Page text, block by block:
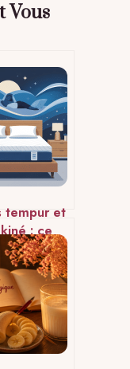
Vous
tempur et
: ce
vraiment